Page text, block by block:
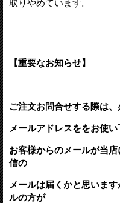
取りやめています。
【重要なお知らせ】
ご注文お問合せする際は
メールアドレスををお使
お客様からのメールが当
信の
メールは届くかと思いま
ルの方が